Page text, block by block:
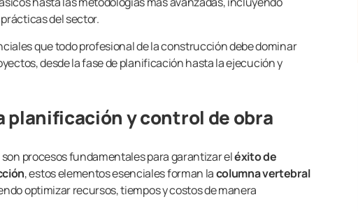
del sector.
que todo profesional de la construcción debe dominar
desde la fase de planificación hasta la ejecución y
planificación y control de obra
procesos fundamentales para garantizar eléxito de
, estos elementos esenciales forman lacolumna vertebral
optimizar recursos, tiempos y costos de manera